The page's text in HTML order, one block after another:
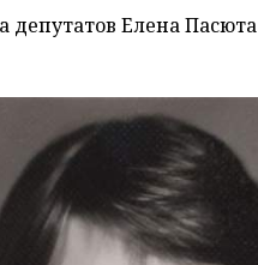
депутатов Елена Пасюта